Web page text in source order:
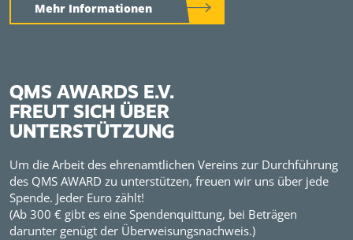
Mehr Informationen
QMS AWARDS E.V.
FREUT SICH ÜBER
UNTERSTÜTZUNG
Um die Arbeit des ehrenamtlichen Vereins zur Durchführung
des QMS AWARD zu unterstützen, freuen wir uns über jede
Spende. Jeder Euro zählt!
(Ab 300 € gibt es eine Spendenquittung, bei Beträgen
darunter genügt der Überweisungsnachweis.)